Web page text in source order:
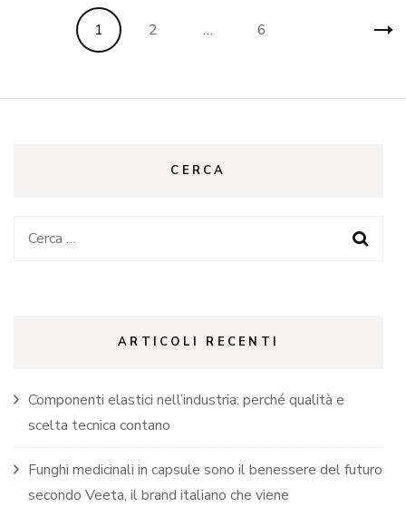
Paginazione
Pagina
1 Pagina
2 … Pagina
6
CERCA
Ricerca
ARTICOLI RECENTI
Componenti elastici nell’industria: perché qualità e
scelta tecnica contano
Funghi medicinali in capsule sono il benessere del futuro
secondo Veeta, il brand italiano che viene